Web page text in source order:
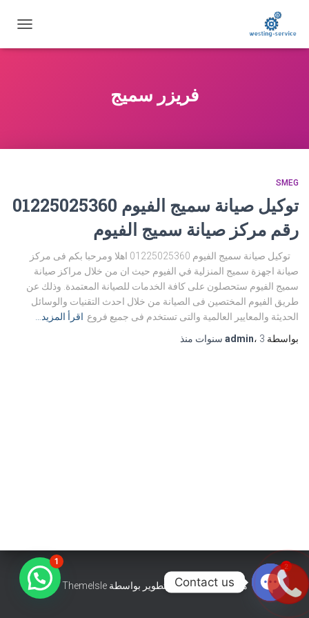
التنقل
فريزر سميج
SMEG
توكيل صيانة سميج الفيوم 01225025360
رقم مركز صيانة سميج الفيوم
توكيل صيانة سميج الفيوم 01225025360 اهلا ومرحبا بكم فى مركز
صيانة اجهزة سميج المنزلية في الفيوم حيث ان من خلال مراكز صيانة
سميج الفيوم ستحصلون على كافة الخدمات للصيانة المعتمدة. وذلك عن
طريق الفيوم المختصين فى الصيانة من خلال احدث التقنيات والوسائل
الحديثة والمعايير العالمية والتى تستخدم فى جميع فروع اقرأ المزيد…
بواسطة
admin، 3 سنوات منذ
هستيا (Hestia) | تّم التطوير بواسطة ThemeIsle
1
Contact us
2